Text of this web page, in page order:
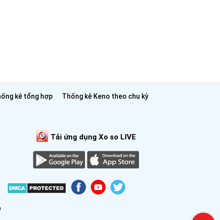
kê tổng hợp Thống kê Keno theo chu kỳ
Tải ứng dụng Xo so LIVE